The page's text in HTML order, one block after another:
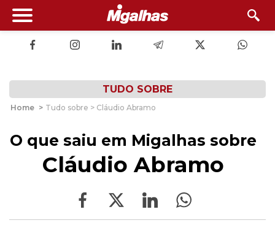
TUDO SOBRE
Home > Tudo sobre > Cláudio Abramo
O que saiu em Migalhas sobre
Cláudio Abramo